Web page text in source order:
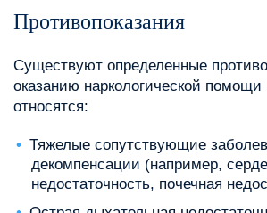
Противопоказания
Существуют определенные
оказанию наркологической
относятся:
Тяжелые сопутствующие
декомпенсации (например,
недостаточность, почечная